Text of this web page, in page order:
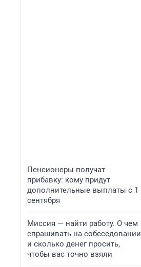
Пенсионеры получат
прибавку: кому придут
дополнительные выплаты с 1
сентября
Миссия — найти работу. О чем
спрашивать на собеседовании
и сколько денег просить,
чтобы вас точно взяли